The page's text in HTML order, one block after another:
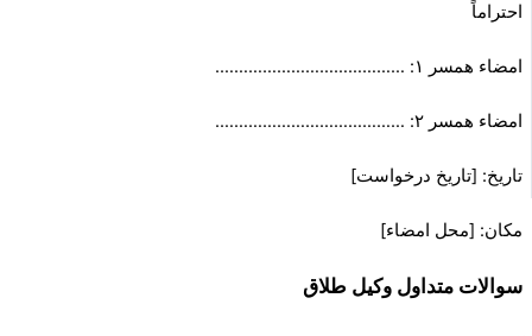
احتراماً
امضاء همسر ۱: ………………………………….
امضاء همسر ۲: ………………………………….
تاریخ: [تاریخ درخواست]
مکان: [محل امضاء]
سوالات متداول وکیل طلاق